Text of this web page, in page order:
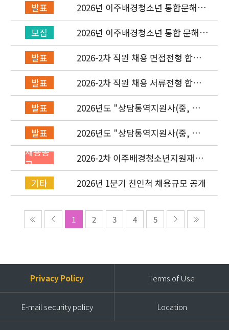
발표
2026년 이주배경청소년 통합문해력
교육지원사업 수행기관 선정 결과 발
표
모집
2026년 이주배경청소년 통합 문해력
교육지원 사업 위탁기관 신청 공고
발표
2026-2차 직원 채용 면접전형 합격
자 발표 및 적격심사 안내
발표
2026-2차 직원 채용 서류전형 합격
자 발표 및 면접전형 안내
발표
2026년도 "상담통역지원사(중, 베,
러, 몽)" 면접심사 합격자 발표
발표
2026년도 "상담통역지원사(중, 베,
러, 몽)" 서류심사 합격자 발표
채용공
고
2026-2차 이주배경청소년지원재단
직원(기획운영실/사업운영부/개발
협력부) 채용공고 (~4/26)
기타 2026년 1분기 친인척 채용규모 공개
1 2 3 4 5
Privacy Policy Terms of Use
E-mail security policy Location